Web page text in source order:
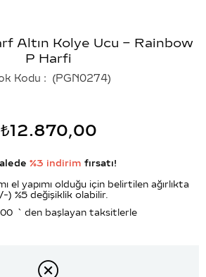
Altın Kolye Ucu – Rainbow
P Harfi
Kodu (PGN0274)
₺12.870,00
%3 indirim fırsatı!
el yapımı olduğu için belirtilen ağırlıkta
) %5 değişiklik olabilir.
`den başlayan taksitlerle